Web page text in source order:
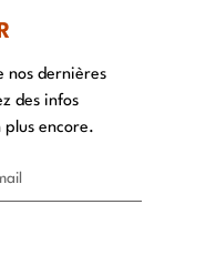
nos dernières
des infos
plus encore.